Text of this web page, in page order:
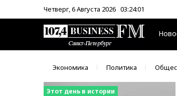
Четверг, 6 Августа 2026 03:24:02
Экономика Политика
Этот день в истории